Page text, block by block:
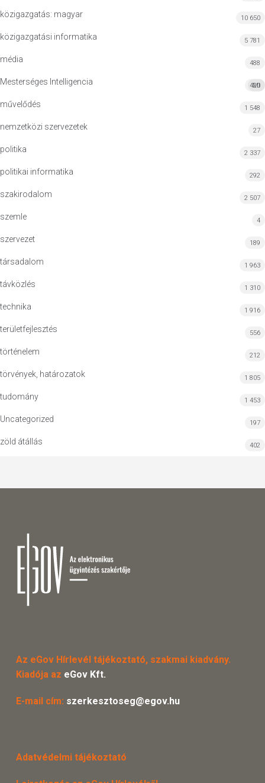
közigazgatás: magyar 10 650
közigazgatási informatika 5 781
média 488
Mesterséges Intelligencia MI
420
művelődés 1 548
nemzetközi szervezetek 27
politika 2 337
politikai informatika 292
szakirodalom 2 507
szemle 4
szervezet 189
társadalom 1 963
távközlés 1 310
technika 1 916
területfejlesztés 556
történelem 212
törvények, határozatok 1 805
tudomány 1 453
Uncategorized 197
zöld átállás 402
Az eGov Hírlevél tájékoztató, szakmai kiadvány.
Kiadója az eGov Kft.
E-mail cím: szerkesztoseg@egov.hu
Adatvédelmi tájékoztató